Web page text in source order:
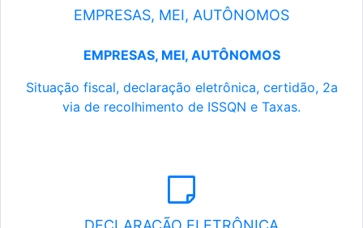
EMPRESAS, MEI, AUTÔNOMOS
EMPRESAS, MEI, AUTÔNOMOS
Situação fiscal, declaração eletrônica, certidão, 2a
via de recolhimento de ISSQN e Taxas.